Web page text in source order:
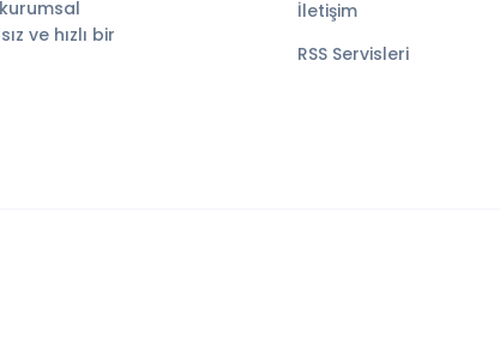
ve hızlı bir
İletişim
RSS Servisleri